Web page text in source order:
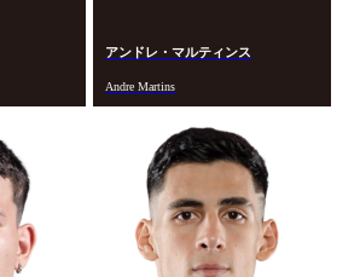
アンドレ・マルティンス
Andre Martins